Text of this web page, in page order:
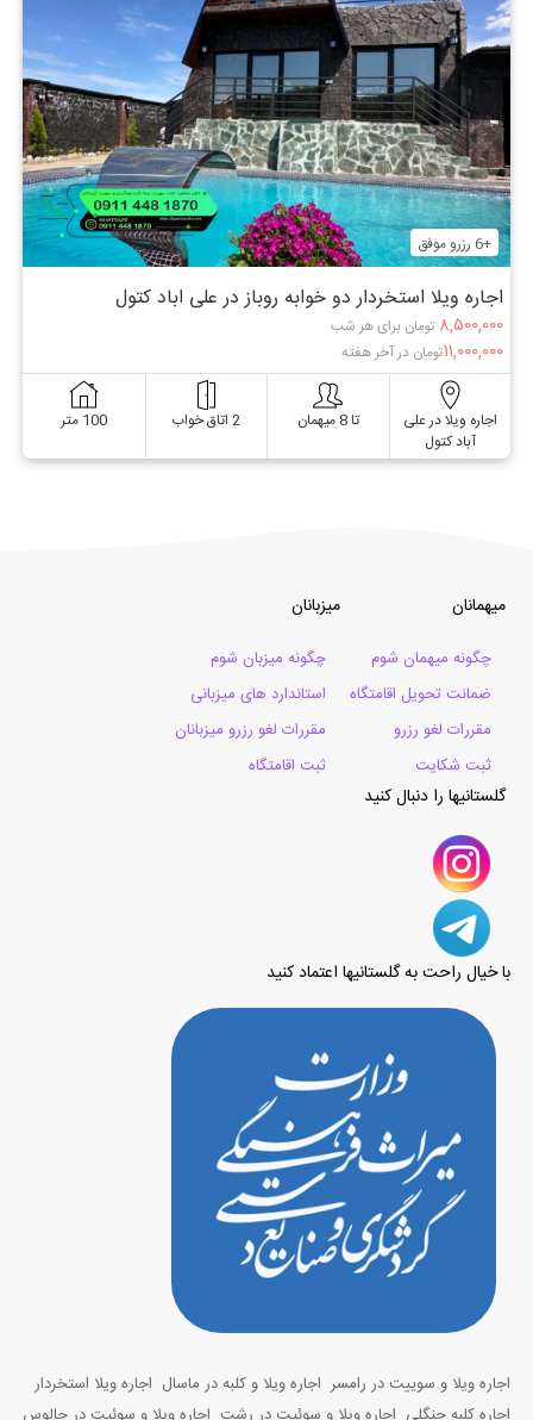
+6 رزرو موفق
اجاره ویلا استخردار دو خوابه روباز در علی اباد کتول
۸,۵۰۰,۰۰۰ تومان برای هر شب
۱۱,۰۰۰,۰۰۰تومان در آخر هفته
اجاره ویلا در علی
آباد کتول
تا 8 میهمان 2 اتاق خواب 100 متر
میهمانان
چگونه میهمان شوم
ضمانت تحویل اقامتگاه
مقررات لغو رزرو
ثبت شکایت
میزبانان
چگونه میزبان شوم
استاندارد های میزبانی
مقررات لغو رزرو میزبانان
ثبت اقامتگاه
گلستانیها را دنبال کنید
با خیال راحت به گلستانیها اعتماد کنید
اجاره ویلا و سوییت در رامسر اجاره ویلا و کلبه در ماسال اجاره ویلا استخردار